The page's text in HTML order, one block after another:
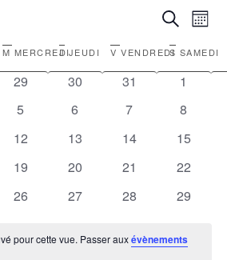
et
de
vues
Recherche
de
Mois
M MERCREDI
JJEUDI VVENDREDI
S SAMEDI
0
29
0
30
0
31
0
1
0
5
0
6
0
7
0
8
0
12
0
13
0
14
0
15
0
19
0
20
0
21
0
22
0
26
0
27
0
28
0
29
pour cette vue. Passer auxévènements